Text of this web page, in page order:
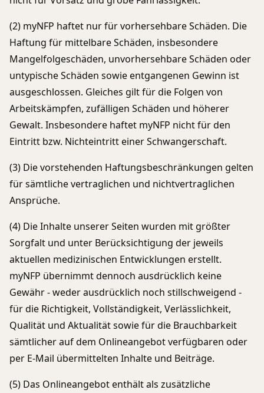
(2) myNFP haftet nur für vorhersehbare Schäden. Die
Haftung für mittelbare Schäden, insbesondere
Mangelfolgeschäden, unvorhersehbare Schäden oder
untypische Schäden sowie entgangenen Gewinn ist
ausgeschlossen. Gleiches gilt für die Folgen von
Arbeitskämpfen, zufälligen Schäden und höherer
Gewalt. Insbesondere haftet myNFP nicht für den
Eintritt bzw. Nichteintritt einer Schwangerschaft.
(3) Die vorstehenden Haftungsbeschränkungen gelten
für sämtliche vertraglichen und nichtvertraglichen
Ansprüche.
(4) Die Inhalte unserer Seiten wurden mit größter
Sorgfalt und unter Berücksichtigung der jeweils
aktuellen medizinischen Entwicklungen erstellt.
myNFP übernimmt dennoch ausdrücklich keine
Gewähr - weder ausdrücklich noch stillschweigend -
für die Richtigkeit, Vollständigkeit, Verlässlichkeit,
Qualität und Aktualität sowie für die Brauchbarkeit
sämtlicher auf dem Onlineangebot verfügbaren oder
per E-Mail übermittelten Inhalte und Beiträge.
(5) Das Onlineangebot enthält als zusätzliche